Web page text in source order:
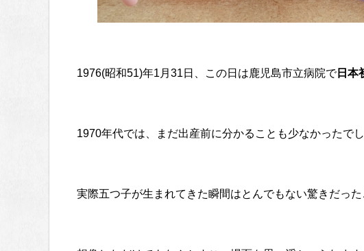
1976(昭和51)年1月31日、この日は鹿児島市立病院で日本
1970年代では、まだ出産前に分かることも少なかったでし
実際五つ子が生まれてきた瞬間はとんでもない驚きだった